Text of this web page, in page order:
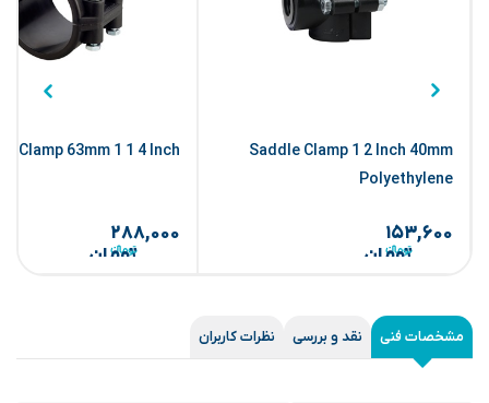
Saddle Clamp 1 2 Inch 40mm
Polyethylene
۱۵۳,۶۰۰
تومان
Clamp 63mm 1 1 4 Inch
۲۸۸,۰۰۰
تومان
مشخصات فنی نقد و بررسی نظرات کاربران